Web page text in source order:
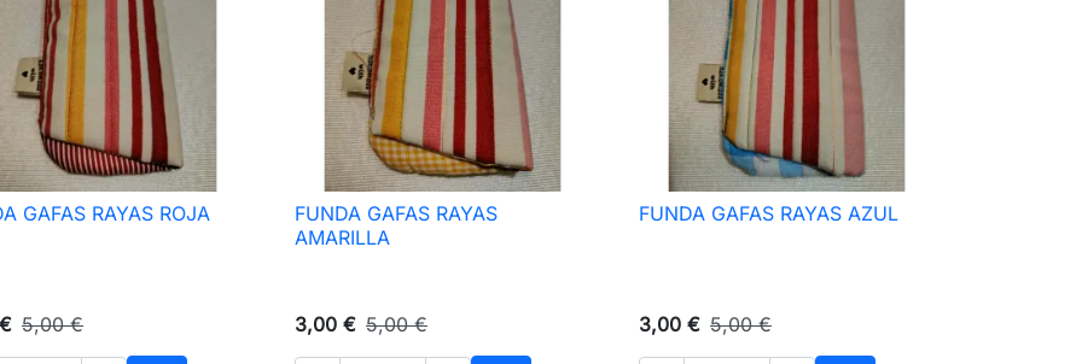
 Vista rápida
GAFAS RAYAS ROJA
5,00 €
 Vista rápida
FUNDA GAFAS RAYAS
AMARILLA
3,00 € 5,00 €
 Vista rápida
FUNDA GAFAS RAYAS AZUL
3,00 € 5,00 €